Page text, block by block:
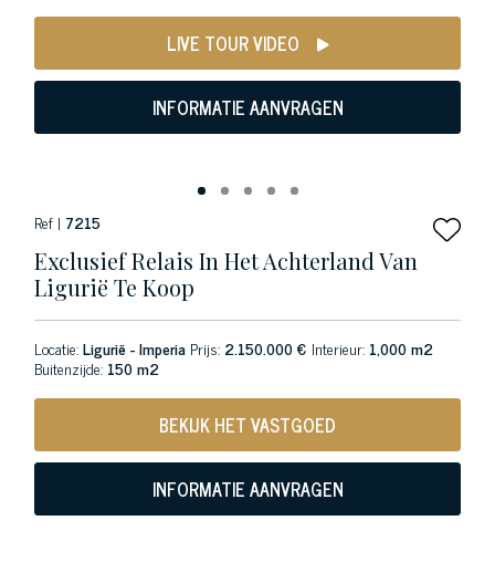
LIVE TOUR VIDEO
INFORMATIE AANVRAGEN
Ref | 7215
Exclusief Relais In Het Achterland Van
Ligurië Te Koop
Locatie:Ligurië - Imperia Prijs: 2.150.000 € Interieur: 1,000 m2
Buitenzijde: 150 m2
BEKIJK HET VASTGOED
INFORMATIE AANVRAGEN